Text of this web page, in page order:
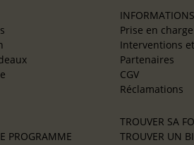
PROGRAMME
Prise en charge
Interventions
Partenaires
CGV
Réclamations
TROUVER SA
TROUVER UN